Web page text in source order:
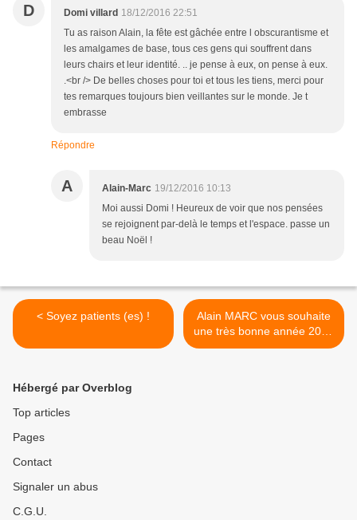
D Domi villard 18/12/2016 22:51
Tu as raison Alain, la fête est gâchée entre l obscurantisme et
les amalgames de base, tous ces gens qui souffrent dans
leurs chairs et leur identité. .. je pense à eux, on pense à eux.
.<br /> De belles choses pour toi et tous les tiens, merci pour
tes remarques toujours bien veillantes sur le monde. Je t
embrasse
Répondre
A Alain-Marc 19/12/2016 10:13
Moi aussi Domi ! Heureux de voir que nos pensées
se rejoignent par-delà le temps et l'espace. passe un
beau Noël !
< Soyez patients (es) !
Alain MARC vous souhaite
une très bonne année 2017
! >
Hébergé par Overblog
Top articles
Pages
Contact
Signaler un abus
C.G.U.